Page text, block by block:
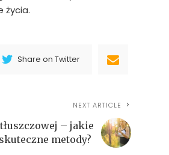
życia.
Share on Twitter
NEXT ARTICLE
– jakie
metody?